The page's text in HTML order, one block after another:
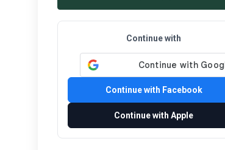
Continue with
Continue with Facebook
Continue with Apple